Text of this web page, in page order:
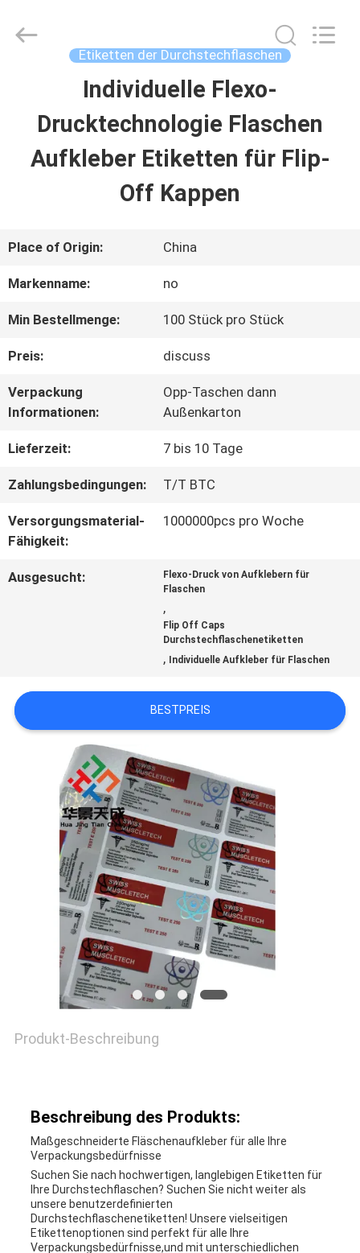
PRODUKTE
UNS
QUALITÄTSKONTROLLE
TRETEN
SIE
MIT
UNS
IN
FÄLLE
SITEMAP
PRIVACY
POLICY
Industry
Etiketten der Durchstechflaschen
Individuelle Flexo-
Drucktechnologie Flaschen
Aufkleber Etiketten für Flip-
Off Kappen
Place of Origin: China
Markenname: no
Min Bestellmenge: 100 Stück pro Stück
Preis: discuss
Verpackung
Informationen:
Opp-Taschen dann
Außenkarton
Lieferzeit: 7 bis 10 Tage
Zahlungsbedingungen: T/T BTC
Versorgungsmaterial-
Fähigkeit:
1000000pcs pro Woche
Ausgesucht:
Flexo-Druck von Aufklebern für
Flaschen
,
Flip Off Caps
Durchstechflaschenetiketten
, Individuelle Aufkleber für Flaschen
BESTPREIS
Produkt-Beschreibung
Beschreibung des Produkts:
Maßgeschneiderte Fläschenaufkleber für alle Ihre
Verpackungsbedürfnisse
Suchen Sie nach hochwertigen, langlebigen Etiketten für
Ihre Durchstechflaschen? Suchen Sie nicht weiter als
unsere benutzerdefinierten
Durchstechflaschenetiketten! Unsere vielseitigen
Etikettenoptionen sind perfekt für alle Ihre
Verpackungsbedürfnisse,und mit unterschiedlichen